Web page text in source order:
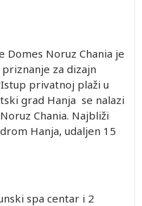
Domes Noruz Chania je
za dizajn
privatnoj plaži u
grad Hanja se nalazi
Chania. Najbliži
Hanja, udaljen 15
spa centar i 2